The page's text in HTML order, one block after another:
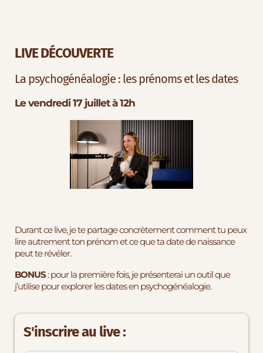
LIVE DÉCOUVERTE
La psychogénéalogie : les prénoms et les dates
Le vendredi 17 juillet à 12h
Durant ce live, je te partage concrètement comment tu peux
lire autrement ton prénom et ce que ta date de naissance
peut te révéler.
BONUS : pour la première fois, je présenterai un outil que
j’utilise pour explorer les dates en psychogénéalogie.
S'inscrire au live :